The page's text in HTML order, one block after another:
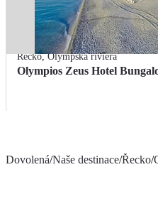
Řecko,Olympská riviéra
Olympios Zeus Hotel
Dovolená/Naše destinace/Řecko/